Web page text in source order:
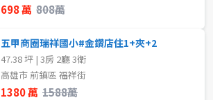
698 萬 808萬
五甲商圈瑞祥國小#金鑽店住1+夾+2
47.38 坪 | 3房 2廳 3衛
高雄市 前鎮區 福祥街
1380 萬 1588萬